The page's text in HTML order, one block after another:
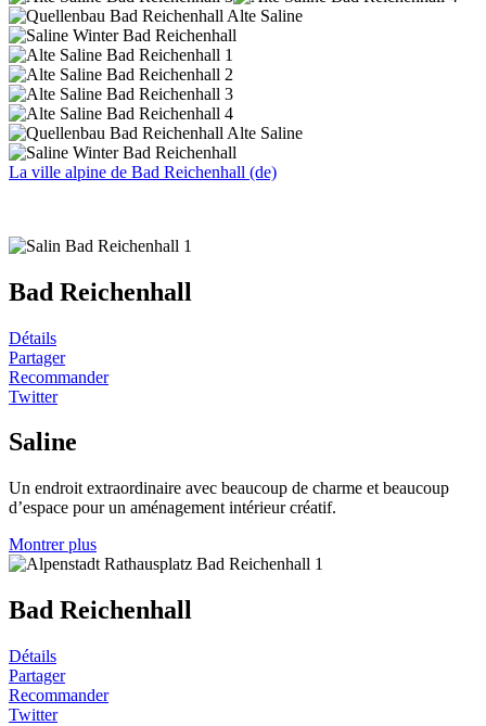
La ville alpine de Bad Reichenhall (de)
Bad Reichenhall
Détails
Partager
Recommander
Twitter
Saline
Un endroit extraordinaire avec beaucoup de charme et beaucoup
d’espace pour un aménagement intérieur créatif.
Montrer plus
Bad Reichenhall
Détails
Partager
Recommander
Twitter